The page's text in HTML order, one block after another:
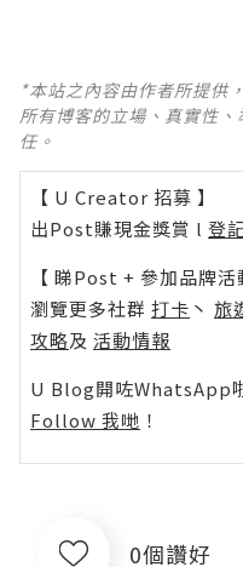
*本站之內容由作者所提供
所有博客的立場、真實性
任。
【 U Creator 招募 】
出Post賺現金獎賞 l 登
【 睇Post + 參加品牌活
瀏覽更多社群 打卡 丶 旅
攻略及 活動情報
U Blog開咗WhatsApp
Follow 我哋 ！
0個讚好